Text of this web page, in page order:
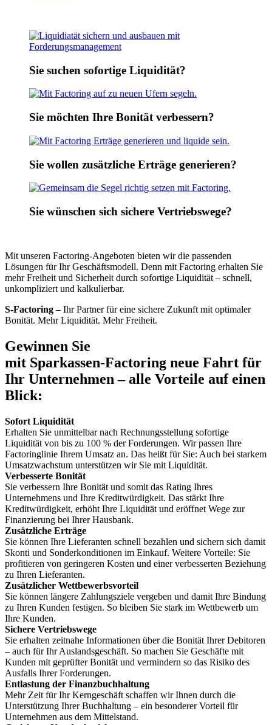
Sie suchen sofortige Liquidität?
Sie möchten Ihre Bonität verbessern?
Sie wollen zusätzliche Erträge generieren?
Sie wünschen sich sichere Vertriebswege?
Mit unseren Factoring-Angeboten bieten wir die passenden
Lösungen für Ihr Geschäfts­modell. Denn mit Factoring erhalten Sie
mehr Freiheit und Sicherheit durch sofortige Liquidität – schnell,
unkompliziert und kalkulierbar.
S-Factoring – Ihr Partner für eine sichere Zukunft mit optimaler
Bonität. Mehr Liquidität. Mehr Freiheit.
Gewinnen Sie
mit Sparkassen-Factoring neue Fahrt für
Ihr Unternehmen – alle Vorteile auf einen
Blick:
Sofort Liquidität
Erhalten Sie unmittelbar nach Rechnungsstellung sofortige
Liquidität von bis zu 100 % der Forderungen. Wir passen Ihre
Factoringlinie Ihrem Umsatz an. Das heißt für Sie: Auch bei starkem
Umsatzwachstum unterstützen wir Sie mit Liquidität.
Verbesserte Bonität
Sie verbessern Ihre Bonität und somit das Rating Ihres
Unternehmens und Ihre Kreditwürdigkeit. Das stärkt Ihre
Kreditwürdigkeit, erhöht Ihre Liquidität und eröffnet Wege zur
Finanzierung bei Ihrer Hausbank.
Zusätzliche Erträge
Sie können Ihre Lieferanten schnell bezahlen und sichern sich damit
Skonti und Sonderkonditionen im Einkauf. Weitere Vorteile: Sie
profitieren von geringeren Kosten und einer verbesserten Beziehung
zu Ihren Lieferanten.
Zusätzlicher Wettbewerbsvorteil
Sie können längere Zahlungsziele vergeben und damit Ihre Bindung
zu Ihren Kunden festigen. So bleiben Sie stark im Wettbewerb um
Ihre Kunden.
Sichere Vertriebswege
Sie erhalten zeitnahe Informationen über die Bonität Ihrer Debitoren
– auch für Ihr Auslandsgeschäft. So machen Sie Geschäfte mit
Kunden mit geprüfter Bonität und vermindern so das Risiko des
Ausfalls Ihrer Forderungen.
Entlastung der Finanzbuchhaltung
Mehr Zeit für Ihr Kerngeschäft schaffen wir Ihnen durch die
Unterstützung Ihrer Buchhaltung – ein besonderer Vorteil für
Unternehmen aus dem Mittelstand.